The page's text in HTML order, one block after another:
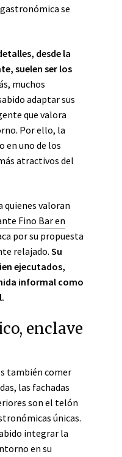
se
desde la
suelen ser los
muchos
adaptar sus
que valora
Por ello, la
en uno de los
atractivos del
quienes valoran
Fino Bar en
por su propuesta
relajado. Su
ejecutados,
informal como
enclave
también comer
las fachadas
son el telón
únicas.
integrar la
en su